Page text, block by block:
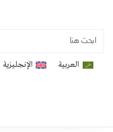
العربية الإنجليزية